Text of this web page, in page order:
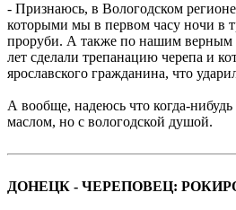
- Признаюсь, в Вологодском регионе
которыми мы в первом часу ночи в
проруби. А также по нашим верным
лет сделали трепанацию черепа и
ярославского гражданина, что
А вообще, надеюсь что когда-
маслом, но с вологодской душой.
ДОНЕЦК - ЧЕРЕПОВЕЦ: